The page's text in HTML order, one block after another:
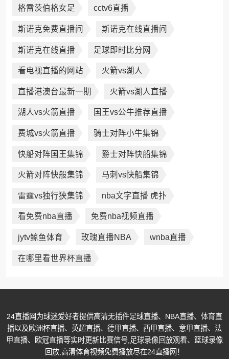
格雷茨伯格女足 cctv6直播
斯诺克免费直播间 斯诺克在线直播间
斯诺克在线直播 足球即时比分网
看电视直播的网站 火箭vs湖人
直播港澳台最新一期 火箭vs湖人直播
湖人vs火箭直播 国王vs公牛推荐直播
费城vs火箭直播 骑士对阵小牛集锦
快船对阵国王集锦 爵士对阵快船集锦
火箭对阵快般集锦 马刺vs快船集锦
雷霆vs独行狭集锦 nba文字直播 虎扑
看免费nba直播 免费nba视频直播
jytv鲸鱼体育 玫瑰直播NBA wnba直播
在哪里看世界杯直播
24直播网为球迷爱好者提供高清无插件足球直播、NBA直播、体育直
播以及欧洲杯直播、英超直播、德甲直播、西甲直播、意甲直播、法
甲直播、欧冠直播等实时更新比赛信号,足球录像回放观看、篮球录像
回放,高清体育视频免费播放尽在24直播网！